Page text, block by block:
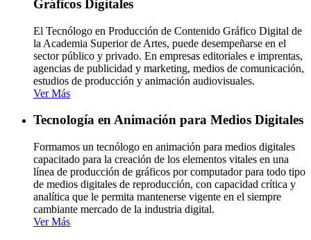
Gráficos Digitales
El Tecnólogo en Producción de Contenido Gráfico Digital de
la Academia Superior de Artes, puede desempeñarse en el
sector público y privado. En empresas editoriales e imprentas,
agencias de publicidad y marketing, medios de comunicación,
estudios de producción y animación audiovisuales.
Ver Más
Tecnología en Animación para Medios Digitales
Formamos un tecnólogo en animación para medios digitales
capacitado para la creación de los elementos vitales en una
línea de producción de gráficos por computador para todo tipo
de medios digitales de reproducción, con capacidad crítica y
analítica que le permita mantenerse vigente en el siempre
cambiante mercado de la industria digital.
Ver Más